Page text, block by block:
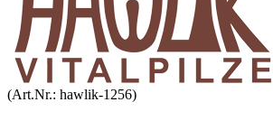
(Art.Nr.: hawlik-1256)